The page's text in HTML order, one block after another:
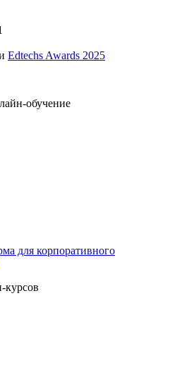
Edtechs Awards 2025
обучение
для корпоративного
курсов